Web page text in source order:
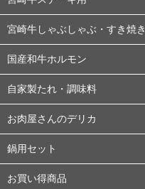
宮崎牛しゃぶしゃぶ・すき焼き
国産和牛ホルモン
自家製たれ・調味料
お肉屋さんのデリカ
鍋用セット
お買い得商品